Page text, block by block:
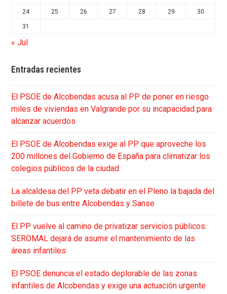
24 25 26 27 28 29 30
31
« Jul
Entradas recientes
El PSOE de Alcobendas acusa al PP de poner en riesgo
miles de viviendas en Valgrande por su incapacidad para
alcanzar acuerdos
El PSOE de Alcobendas exige al PP que aproveche los
200 millones del Gobierno de España para climatizar los
colegios públicos de la ciudad
La alcaldesa del PP veta debatir en el Pleno la bajada del
billete de bus entre Alcobendas y Sanse
El PP vuelve al camino de privatizar servicios públicos:
SEROMAL dejará de asumir el mantenimiento de las
áreas infantiles
El PSOE denuncia el estado deplorable de las zonas
infantiles de Alcobendas y exige una actuación urgente